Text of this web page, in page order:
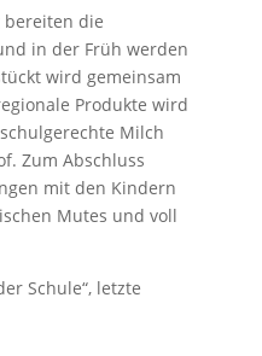
bereiten die
in der Früh werden
wird gemeinsam
Produkte wird
Milch
Zum Abschluss
mit den Kindern
Mutes und voll
Schule“, letzte